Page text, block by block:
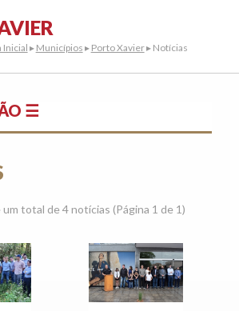
Inicial ▸ Municípios ▸ Porto Xavier▸ Notícias
um total de 4 notícias (Página 1 de 1)
☰